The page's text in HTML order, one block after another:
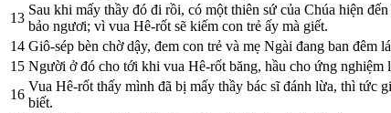
13
Sau khi mấy thầy đó đi rồi, có một thiên sứ của Chúa hiện
bảo ngươi; vì vua Hê-rốt sẽ kiếm con trẻ ấy mà giết.
14 Giô-sép bèn chờ dậy, đem con trẻ và mẹ Ngài đang ban đêm
15 Người ở đó cho tới khi vua Hê-rốt băng, hầu cho ứng
16
Vua Hê-rốt thấy mình đã bị mấy thầy bác sĩ đánh lừa, thì tức
biết.